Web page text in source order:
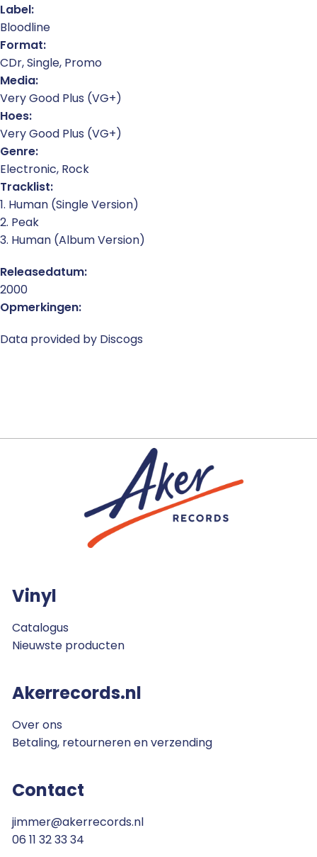
Label:
Bloodline
Format:
CDr, Single, Promo
Media:
Very Good Plus (VG+)
Hoes:
Very Good Plus (VG+)
Genre:
Electronic, Rock
Tracklist:
1. Human (Single Version)
2. Peak
3. Human (Album Version)
Releasedatum:
2000
Opmerkingen:
Data provided by Discogs
Vinyl
Catalogus
Nieuwste producten
Akerrecords.nl
Over ons
Betaling, retourneren en verzending
Contact
jimmer@akerrecords.nl
06 11 32 33 34